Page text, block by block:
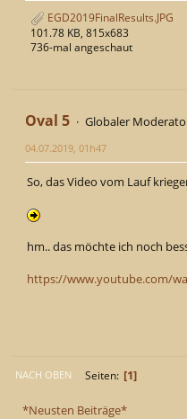
*Neusten Beiträge*
EGD2019FinalResults.JPG
101.78 KB, 815x683
736-mal angeschaut
Oval 5
Globaler
04.07.2019, 01h47
So, das Video vom Lauf
hm.. das möchte ich noch
https://www.youtube.com/
NACH OBEN Seiten 1